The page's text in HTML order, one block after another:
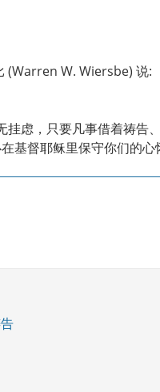
(Warren W. Wiersbe) 说
挂虑，只要凡事借着祷告
基督耶稣里保守你们的